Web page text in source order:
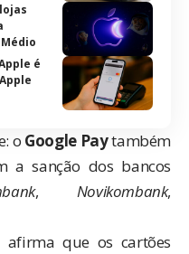
é
: o Google Paytambém
a sanção dos bancos
, Novikombank,
afirma que os cartões